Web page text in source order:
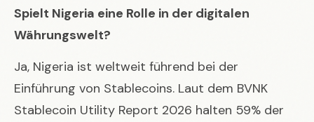
Spielt Nigeria eine Rolle in der digitalen
Währungswelt?
Ja, Nigeria ist weltweit führend bei der
Einführung von Stablecoins. Laut dem BVNK
Stablecoin Utility Report 2026 halten 59% der